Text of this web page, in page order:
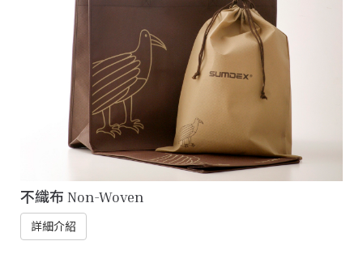
不織布 Non-Woven
詳細介紹